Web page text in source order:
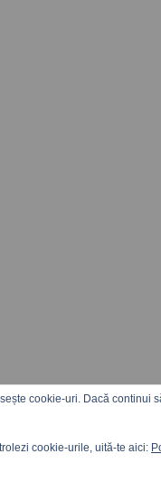
cookie-uri. Dacă continui
cookie-urile, uită-te aici: